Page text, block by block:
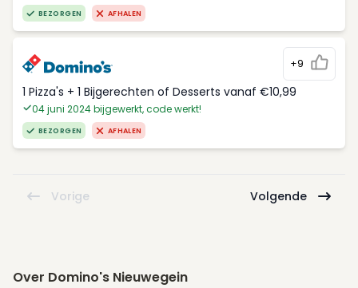
BEZORGEN AFHALEN
+9
1 Pizza's + 1 Bijgerechten of Desserts vanaf €10,99
04 juni 2024 bijgewerkt, code werkt!
BEZORGEN AFHALEN
Vorige Volgende
Over Domino's Nieuwegein